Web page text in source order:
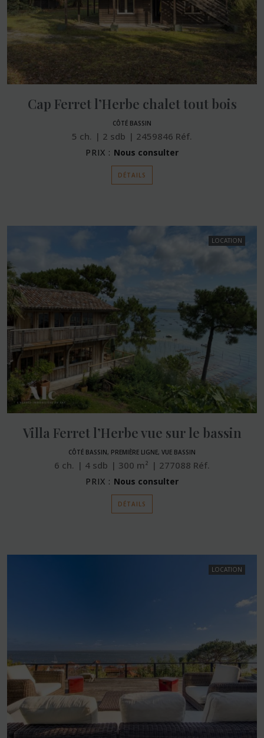
Cap Ferret l’Herbe chalet tout bois
CÔTÉ BASSIN
5 ch. 2 sdb 2459846 Réf.
PRIX : Nous consulter
DÉTAILS
LOCATION
Villa Ferret l’Herbe vue sur le bassin
CÔTÉ BASSIN, PREMIÈRE LIGNE, VUE BASSIN
6 ch. 4 sdb 300 m² 277088 Réf.
PRIX : Nous consulter
DÉTAILS
LOCATION